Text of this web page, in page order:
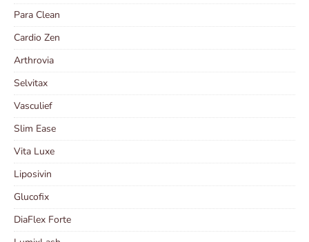
Para Clean
Cardio Zen
Arthrovia
Selvitax
Vasculief
Slim Ease
Vita Luxe
Liposivin
Glucofix
DiaFlex Forte